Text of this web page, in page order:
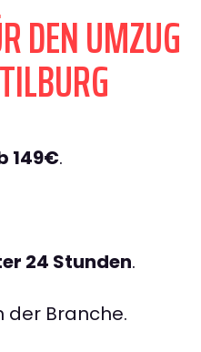
DEN UMZUG
149€.
24 Stunden.
der Branche.